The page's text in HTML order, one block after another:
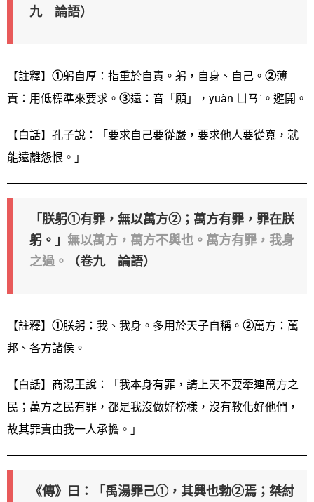
九 論語）
【註釋】 ①躬自厚：指重於自責。躬，自身、自己。 ②薄
責：用低標準來要求。 ③遠：音「願」，yuàn ㄩㄢˋ。避開。
【白話】孔子說：「要求自己要從嚴，要求他人要從寬，就
能遠離怨恨。」
「朕躬①有罪，無以萬方②；萬方有罪，罪在朕
躬。」 無以萬方，萬方不與也。萬方有罪，我身
之過。
（卷九 論語）
【註釋】 ①朕躬：我、我身。多用於天子自稱。 ②萬方：萬
邦、各方諸侯。
【白話】商湯王說：「我本身有罪，請上天不要牽連萬方之
民；萬方之民有罪，都是我沒做好榜樣，沒有教化好他們，
故其罪責由我一人承擔。」
《傳》曰：「禹湯罪己①，其興也勃②焉；桀紂